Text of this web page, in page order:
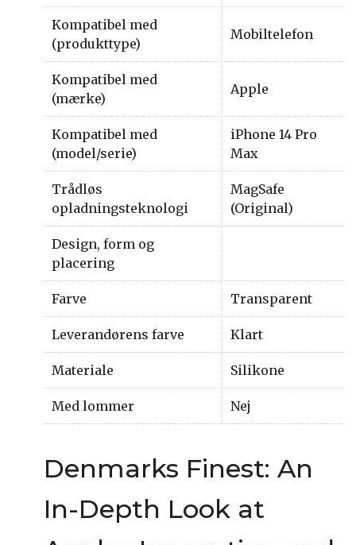
Kompatibel med
(produkttype)
Mobiltelefon
Kompatibel med
(mærke)
Apple
Kompatibel med
(model/serie)
iPhone 14 Pro
Max
Trådløs
opladningsteknologi
MagSafe
(Original)
Design, form og
placering
Farve Transparent
Leverandørens farve Klart
Materiale Silikone
Med lommer Nej
Denmarks Finest: An
In-Depth Look at